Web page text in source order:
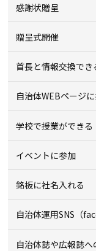
感謝状贈呈
贈呈式開催
首長と情報交換でき
自治体WEBページ
学校で授業ができる
イベントに参加
銘板に社名入れる
自治体運用SNS（
自治体誌や広報誌へ